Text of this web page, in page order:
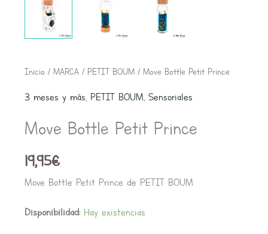
Inicio / MARCA/ PETIT BOUM/ Move Bottle Petit Prince
3 meses y más, PETIT BOUM, Sensoriales
Move Bottle Petit Prince
19,95€
Move Bottle Petit Prince de PETIT BOUM
Disponibilidad: Hay existencias
Move
Prince